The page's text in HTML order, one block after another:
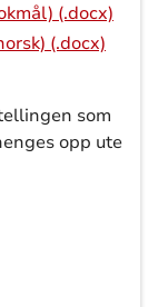
(.docx)
(.docx)
som
opp ute